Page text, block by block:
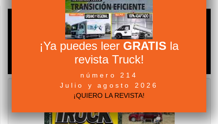
¡Ya puedes leer GRATIS la
revista Truck!
número 214
Julio y agosto 2026
¡QUIERO LA REVISTA!